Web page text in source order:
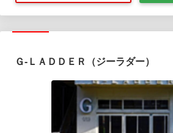
Ｇ-ＬＡＤＤＥＲ（ジーラダー）